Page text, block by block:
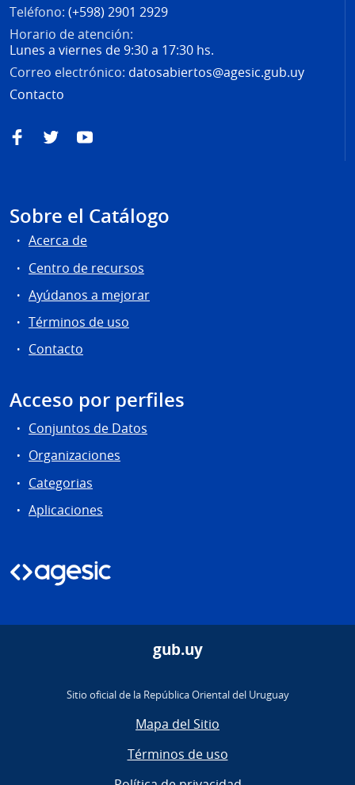
Teléfono: (+598) 2901 2929
Horario de atención:
Lunes a viernes de 9:30 a 17:30 hs.
Correo electrónico: datosabiertos@agesic.gub.uy
Contacto
FacebookTwitterYouTube
Sobre el Catálogo
Acerca de
Centro de recursos
Ayúdanos a mejorar
Términos de uso
Contacto
Acceso por perfiles
Conjuntos de Datos
Organizaciones
Categorias
Aplicaciones
gub.uy
Sitio oficial de la República Oriental del Uruguay
Mapa del Sitio
Términos de uso